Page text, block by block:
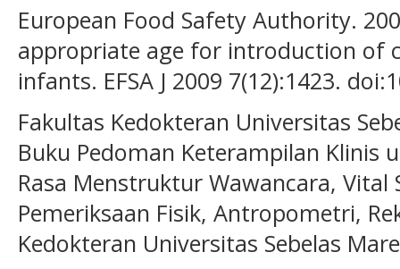
European Food Safety Authority.
appropriate age for introduction of
infants. EFSA J 2009 7(12):1423.
Fakultas Kedokteran Universitas
Buku Pedoman Keterampilan Klinis
Rasa Menstruktur Wawancara, Vital
Pemeriksaan Fisik, Antropometri,
Kedokteran Universitas Sebelas